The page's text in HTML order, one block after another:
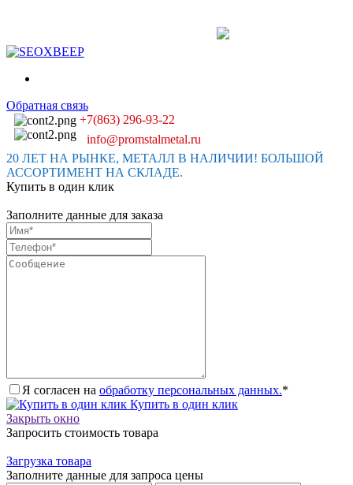
Обратная связь
+7(863) 296-93-22
info@promstalmetal.ru
20 ЛЕТ НА РЫНКЕ, МЕТАЛЛ В НАЛИЧИИ! БОЛЬШОЙ
АССОРТИМЕНТ НА СКЛАДЕ.
Купить в один клик
Заполните данные для заказа
Я согласен на обработку персональных данных.*
Купить в один клик
Закрыть окно
Запросить стоимость товара
Загрузка товара
Заполните данные для запроса цены